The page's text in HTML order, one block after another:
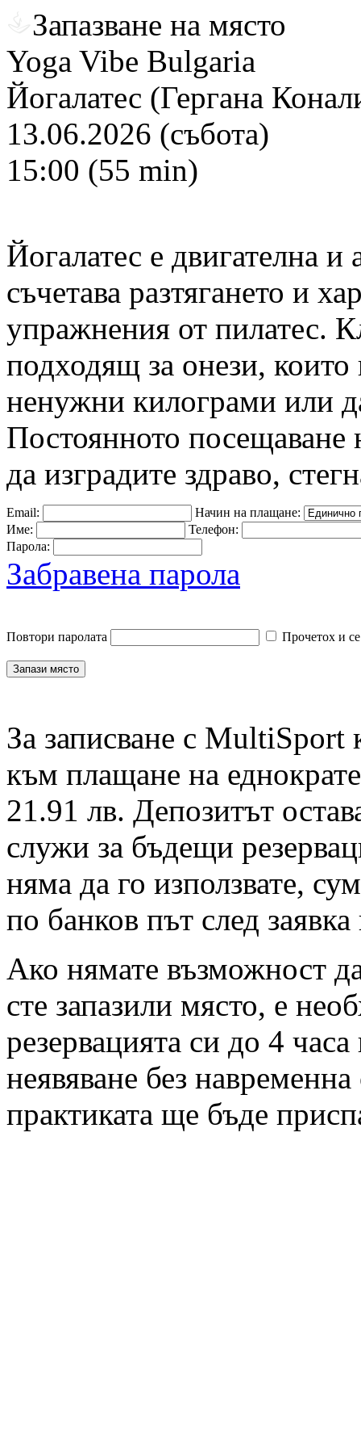
Запазване на място
Yoga Vibe Bulgaria
Йогалатес (Гергана
13.06.2026 (събота)
15:00 (55 min)
Йогалатес е двигателна и
съчетава разтягането и
упражнения от пилатес.
подходящ за онези, които
ненужни килограми или
Постоянното посещаване
да изградите здраво,
Email:
Начин на плащане:
Име:
Телефон:
Парола:
Забравена парола
Повтори паролата Прочетох и
За записване с MultiSport
към плащане на
21.91 лв. Депозитът
служи за бъдещи
няма да го използвате,
по банков път след
Ако нямате възможност
сте запазили място, е
резервацията си до 4
неявяване без
практиката ще бъде